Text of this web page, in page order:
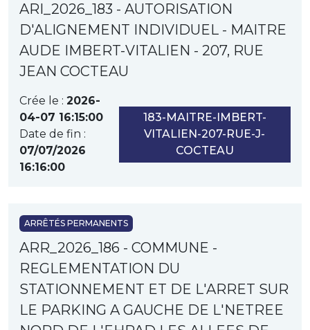
ARI_2026_183 - AUTORISATION
D'ALIGNEMENT INDIVIDUEL - MAITRE
AUDE IMBERT-VITALIEN - 207, RUE
JEAN COCTEAU
Crée le : 2026-
04-07 16:15:00
Date de fin :
07/07/2026
16:16:00
183-MAITRE-IMBERT-
VITALIEN-207-RUE-J-
COCTEAU
ARRÊTÉS PERMANENTS
ARR_2026_186 - COMMUNE -
REGLEMENTATION DU
STATIONNEMENT ET DE L'ARRET SUR
LE PARKING A GAUCHE DE L'NETREE